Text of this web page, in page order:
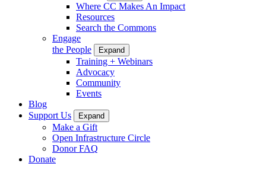
Where CC Makes An Impact
Resources
Search the Commons
Engage
the People
Expand
Training + Webinars
Advocacy
Community
Events
Blog
Support Us
Expand
Make a Gift
Open Infrastructure Circle
Donor FAQ
Donate